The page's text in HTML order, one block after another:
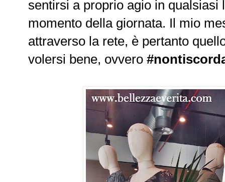
sentirsi a proprio agio in qualsiasi
momento della giornata. Il mio
attraverso la rete, è pertanto
volersi bene, ovvero